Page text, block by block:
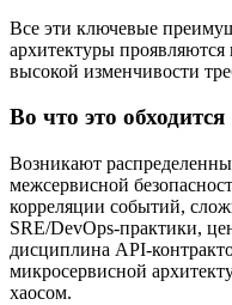
Все эти ключевые
архитектуры
высокой изменчивости
Во что это обходится
Возникают
межсервисной
корреляции событий,
SRE/DevOps-практики,
дисциплина API-
микросервисной
хаосом.